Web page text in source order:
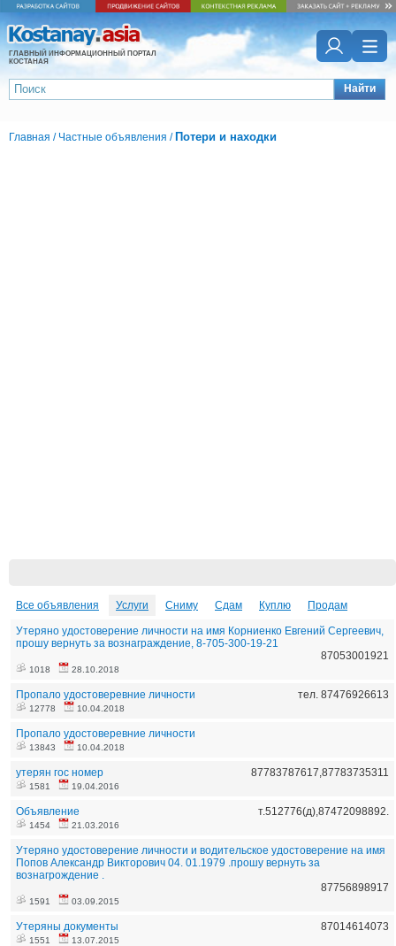
ГЛАВНЫЙ ИНФОРМАЦИОННЫЙ ПОРТАЛ
КОСТАНАЯ
Найти
Главная / Частные объявления / Потери и находки
Все объявления Услуги Сниму Сдам Куплю Продам
Утеряно удостоверение личности на имя Корниенко Евгений Сергеевич,
прошу вернуть за вознаграждение, 8-705-300-19-21
87053001921
1018 28.10.2018
Пропало удостоверевние личности тел. 87476926613
12778 10.04.2018
Пропало удостоверевние личности
13843 10.04.2018
утерян гос номер 87783787617,87783735311
1581 19.04.2016
Объявление т.512776(д),87472098892.
1454 21.03.2016
Утеряно удостоверение личности и водительское удостоверение на имя
Попов Александр Викторович 04. 01.1979 .прошу вернуть за
вознагрождение .
87756898917
1591 03.09.2015
Утеряны документы 87014614073
1551 13.07.2015